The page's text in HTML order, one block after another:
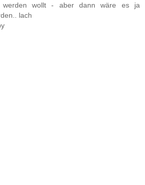
werden wollt - aber dann wäre es ja
lach